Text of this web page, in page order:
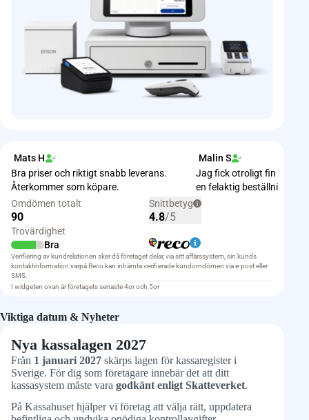
Viktiga datum & Nyheter
Nya kassalagen 2027
Från 1 januari 2027 skärps lagen för kassaregister i
Sverige. För dig som företagare innebär det att ditt
kassasystem måste vara godkänt enligt Skatteverket.
På Kassahuset hjälper vi företag att välja rätt, uppdatera